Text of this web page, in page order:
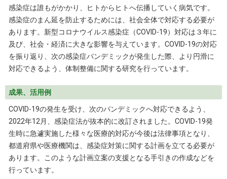
感染症は誰もがかかり、ヒトからヒトへ伝播していく病気です。
感染症のまん延を防止するためには、社会全体で対応する必要が
あります。新型コロナウイルス感染症（COVID-19）対応は３年に
及び、社会・経済に大きな影響を与えています。COVID-19の対応
を振り返り、次の感染症パンデミックが発生した際、より円滑に
対応できるよう、体制整備に関する研究を行っています。
成果、活用例
COVID-19の発生を受け、次のパンデミックへ対応できるよう、
2022年12月、感染症法が抜本的に改訂されました。COVID-19発
生時に急遽実施した様々な医療的対応が今後は法律事項となり、
都道府県や医療機関は、感染症対策に関する計画を立てる必要が
あります。このような計画立案の支援となる手引きの作成などを
行っています。